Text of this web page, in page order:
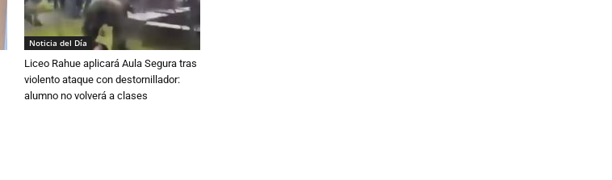
Noticia del Día
Liceo Rahue aplicará Aula Segura tras
violento ataque con destornillador:
alumno no volverá a clases